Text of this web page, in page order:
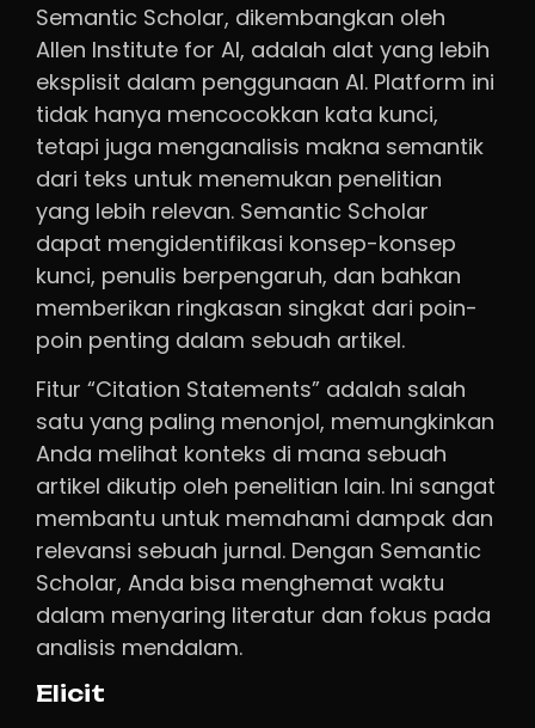
Semantic Scholar, dikembangkan oleh
Allen Institute for AI, adalah alat yang lebih
eksplisit dalam penggunaan AI. Platform ini
tidak hanya mencocokkan kata kunci,
tetapi juga menganalisis makna semantik
dari teks untuk menemukan penelitian
yang lebih relevan. Semantic Scholar
dapat mengidentifikasi konsep-konsep
kunci, penulis berpengaruh, dan bahkan
memberikan ringkasan singkat dari poin-
poin penting dalam sebuah artikel.
Fitur “Citation Statements” adalah salah
satu yang paling menonjol, memungkinkan
Anda melihat konteks di mana sebuah
artikel dikutip oleh penelitian lain. Ini sangat
membantu untuk memahami dampak dan
relevansi sebuah jurnal. Dengan Semantic
Scholar, Anda bisa menghemat waktu
dalam menyaring literatur dan fokus pada
analisis mendalam.
Elicit